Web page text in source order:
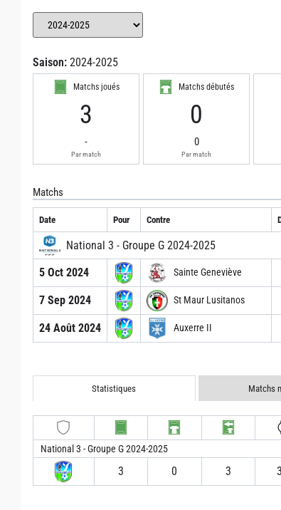
Saison: 2024-2025
Matchs joués
3
-
Par match
Matchs débutés
0
0
Par match
Matchs
Date Pour Contre
National 3 - Groupe G 2024-2025
5 Oct 2024
Sainte Geneviève
7 Sep 2024 St Maur Lusitanos
24 Août 2024 Auxerre II
Statistiques Matchs
National 3 - Groupe G 2024-2025
3 0 3